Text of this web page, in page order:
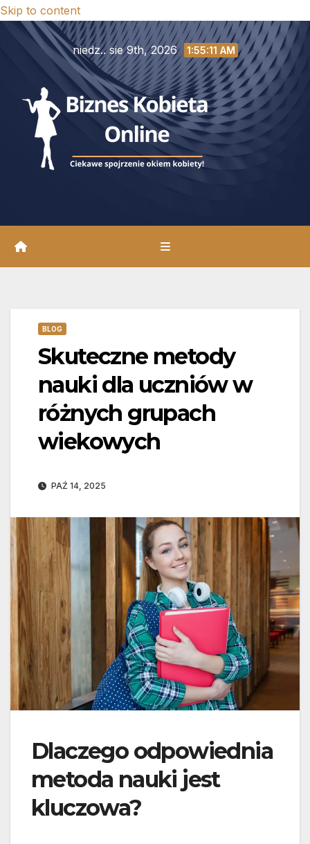
Skip to content
niedz.. sie 9th, 2026 1:55:13 AM
BLOG
Skuteczne metody
nauki dla uczniów w
różnych grupach
wiekowych
PAŹ 14, 2025
Dlaczego odpowiednia
metoda nauki jest
kluczowa?